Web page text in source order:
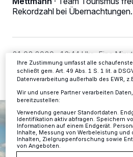
Rekordzahl bei Übernachtungen.
21.02.2020 , 13:44 Uhr Eine
Anzeigen möglicherweise nicht mehr so
dieses Menü jederzeit wieder aufrufen,
Ihre Zustimmung umfasst alle
schließt gem. Art. 49 Abs. 1 S. 1 lit. a
Datenverarbeitung außerhalb des EWR,
Wir und unsere Partner verarbeiten
bereitzustellen:
Verwendung genauer Standortdaten.
Identifikation aktiv abfragen. Speichern
Informationen auf einem Endgerät.
Inhalte, Messung von Werbeleistung und
Inhalten, Zielgruppenforschung sowie
von Angeboten.